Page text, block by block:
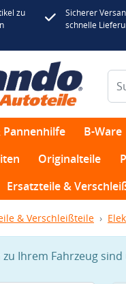
zu
Sicherer
schnelle
B-Ware
Originalteile
Ersatzteile &
& Verschleißteile
zu Ihrem Fahrzeug